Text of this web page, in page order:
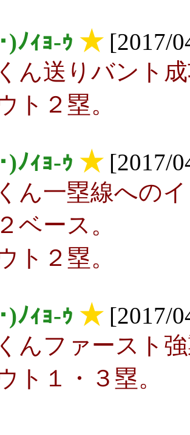
ﾉｨｮ-ｩ ★[2017/
ん送りバント
ト２塁。
ﾉｨｮ-ｩ ★[2017/
ん一塁線への
ベース。
ト２塁。
ﾉｨｮ-ｩ ★[2017/
んファースト
ト１・３塁。